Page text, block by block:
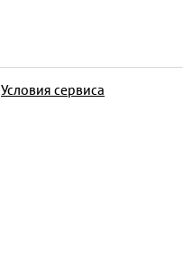
Условия сервиса